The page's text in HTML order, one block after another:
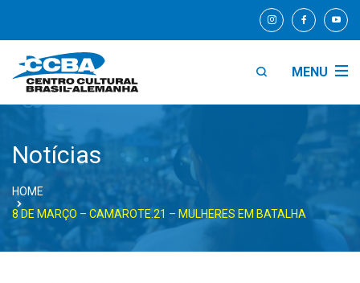
MENU
Notícias
HOME
8 DE MARÇO – CAMAROTE.21 – MULHERES EM BATALHA